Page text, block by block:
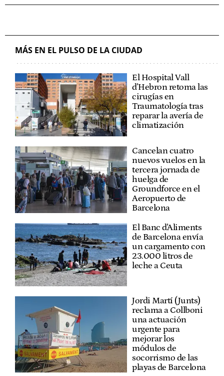
MÁS EN EL PULSO DE LA CIUDAD
El Hospital Vall
d'Hebron retoma las
cirugías en
Traumatología tras
reparar la avería de
climatización
Cancelan cuatro
nuevos vuelos en la
tercera jornada de
huelga de
Groundforce en el
Aeropuerto de
Barcelona
El Banc d'Aliments
de Barcelona envía
un cargamento con
23.000 litros de
leche a Ceuta
Jordi Martí (Junts)
reclama a Collboni
una actuación
urgente para
mejorar los
módulos de
socorrismo de las
playas de Barcelona